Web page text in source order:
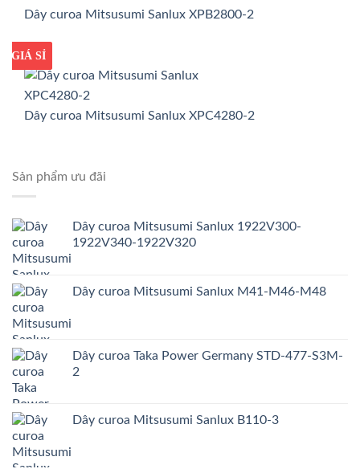
Dây curoa Mitsusumi Sanlux XPB2800-2
GIÁ TỐT
GIÁ SỈ
Dây curoa Mitsusumi Sanlux XPC4280-2
Sản phẩm ưu đãi
Dây curoa Mitsusumi Sanlux 1922V300-
1922V340-1922V320
Dây curoa Mitsusumi Sanlux M41-M46-M48
Dây curoa Taka Power Germany STD-477-S3M-
2
Dây curoa Mitsusumi Sanlux B110-3